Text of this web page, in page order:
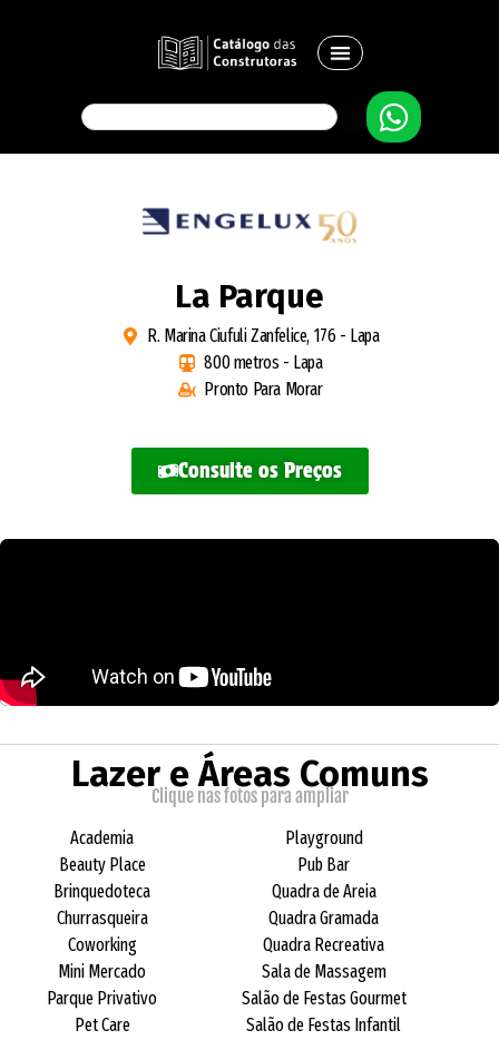
La Parque
R. Marina Ciufuli Zanfelice, 176 - Lapa
800 metros - Lapa
Pronto Para Morar
Consulte os Preços
Lazer e Áreas Comuns
Clique nas fotos para ampliar
Academia
Beauty Place
Brinquedoteca
Churrasqueira
Coworking
Mini Mercado
Parque Privativo
Pet Care
Playground
Pub Bar
Quadra de Areia
Quadra Gramada
Quadra Recreativa
Sala de Massagem
Salão de Festas Gourmet
Salão de Festas Infantil